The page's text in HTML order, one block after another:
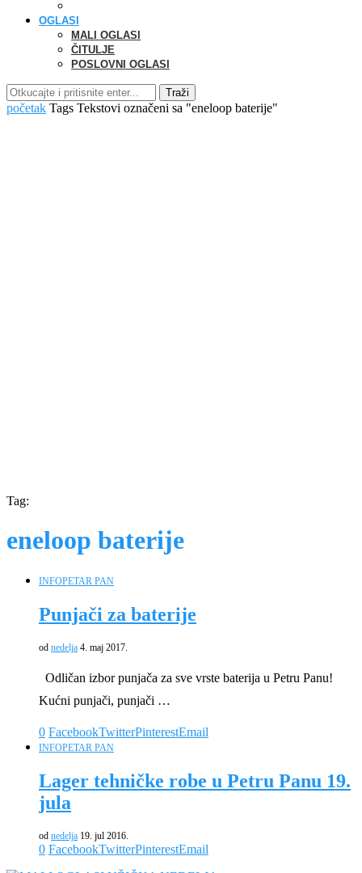
OGLASI
MALI OGLASI
ČITULJE
POSLOVNI OGLASI
Traži
početak Tags Tekstovi označeni sa "eneloop baterije"
Tag:
eneloop baterije
INFOPETAR PAN
Punjači za baterije
od nedelja 4. maj 2017.
Odličan izbor punjača za sve vrste baterija u Petru Panu!
Kućni punjači, punjači …
0 FacebookTwitterPinterestEmail
INFOPETAR PAN
Lager tehničke robe u Petru Panu 19.
jula
od nedelja 19. jul 2016.
0 FacebookTwitterPinterestEmail